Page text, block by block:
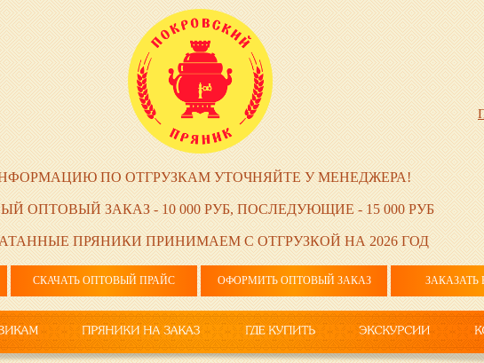
ПО ОТГРУЗКАМ УТОЧНЯЙТЕ У МЕНЕДЖЕРА!
ОПТОВЫЙ ЗАКАЗ - 10 000 РУБ, ПОСЛЕДУЮЩИЕ - 15 000 РУБ
ПРЯНИКИ ПРИНИМАЕМ С ОТГРУЗКОЙ НА 2026 ГОД
СКАЧАТЬ ОПТОВЫЙ ПРАЙС ОФОРМИТЬ ОПТОВЫЙ ЗАКАЗ ЗАКАЗАТЬ